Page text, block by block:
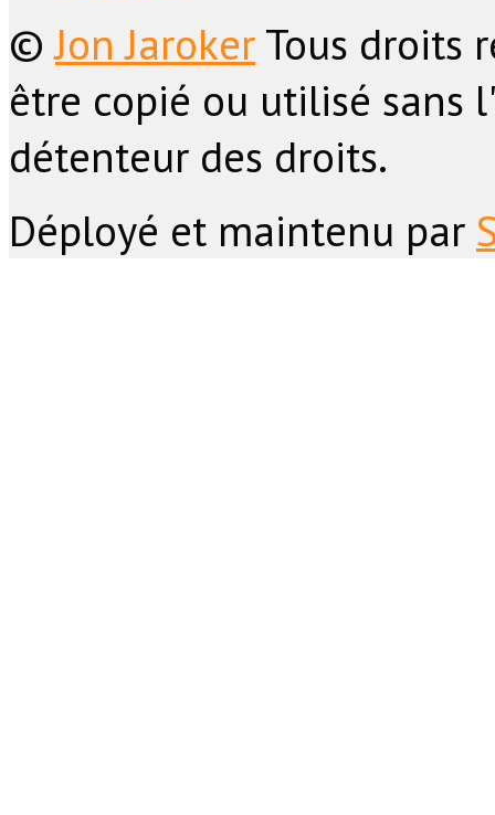
©Jon JarokerTous droits
être copié ou utilisé sans
détenteur des droits.
Déployé et maintenu par